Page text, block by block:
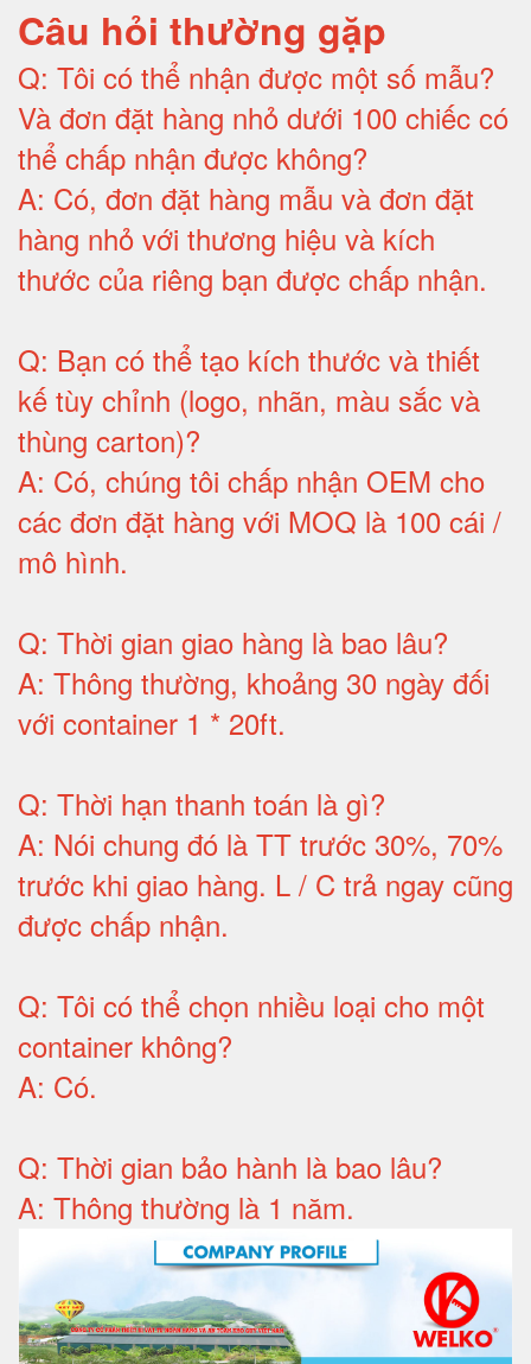
Câu hỏi thường gặp
Q: Tôi có thể nhận được một số mẫu?
Và đơn đặt hàng nhỏ dưới 100 chiếc có
thể chấp nhận được không?
A: Có, đơn đặt hàng mẫu và đơn đặt
hàng nhỏ với thương hiệu và kích
thước của riêng bạn được chấp nhận.
Q: Bạn có thể tạo kích thước và thiết
kế tùy chỉnh (logo, nhãn, màu sắc và
thùng carton)?
A: Có, chúng tôi chấp nhận OEM cho
các đơn đặt hàng với MOQ là 100 cái /
mô hình.
Q: Thời gian giao hàng là bao lâu?
A: Thông thường, khoảng 30 ngày đối
với container 1 * 20ft.
Q: Thời hạn thanh toán là gì?
A: Nói chung đó là TT trước 30%, 70%
trước khi giao hàng. L / C trả ngay cũng
được chấp nhận.
Q: Tôi có thể chọn nhiều loại cho một
container không?
A: Có.
Q: Thời gian bảo hành là bao lâu?
A: Thông thường là 1 năm.